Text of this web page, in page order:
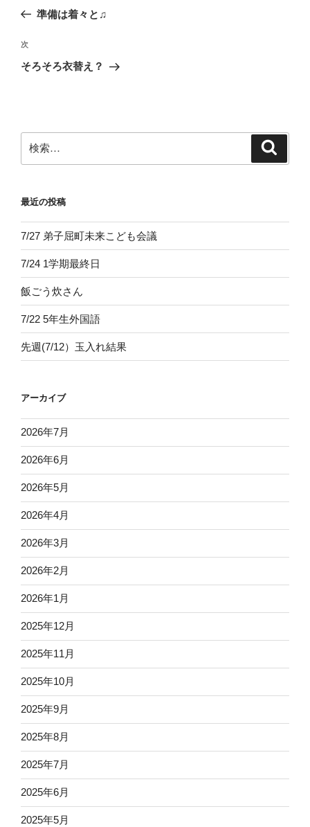
ビ
ゲ
ン
の
稿
準備は着々と♫
次
の
次
そろそろ衣替え？
索:
最近の投稿
7/27 弟子屈町未来こども会議
7/24 1学期最終日
飯ごう炊さん
7/22 5年生外国語
先週(7/12）玉入れ結果
アーカイブ
2026年7月
2026年6月
2026年5月
2026年4月
2026年3月
2026年2月
2026年1月
2025年12月
2025年11月
2025年10月
2025年9月
2025年8月
2025年7月
2025年6月
2025年5月